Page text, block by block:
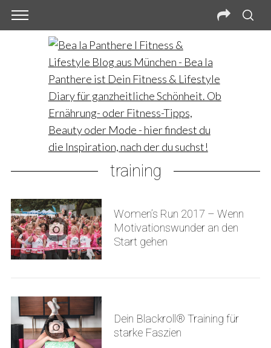
training
Women’s Run 2017 – Wenn
Motivationswunder an den
Start gehen
Dein Blackroll® Training für
starke Faszien